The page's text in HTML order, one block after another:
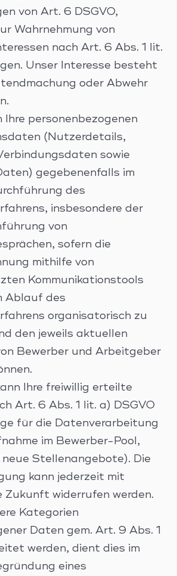
von Art. 6 DSGVO,
Wahrnehmung von
nach Art. 6 Abs. 1 lit.
Unser Interesse besteht
oder Abwehr
Ihre personenbezogenen
(Nutzerdetails,
sowie
gegebenenfalls im
des
insbesondere der
von
sofern die
mithilfe von
Kommunikationstools
Ablauf des
organisatorisch zu
den jeweils aktuellen
Bewerber und Arbeitgeber
Ihre freiwillig erteilte
Art. 6 Abs. 1 lit. a) DSGVO
für die Datenverarbeitung
im Bewerber-Pool,
Stellenangebote). Die
kann jederzeit mit
Zukunft widerrufen werden.
Kategorien
Daten gem. Art. 9 Abs. 1
werden, dient dies im
eines